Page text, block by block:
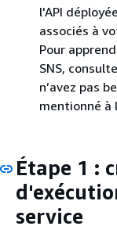
l'API
associés à
Pour
SNS,
n’avez pas
mentionné à
Étape 1 :
service